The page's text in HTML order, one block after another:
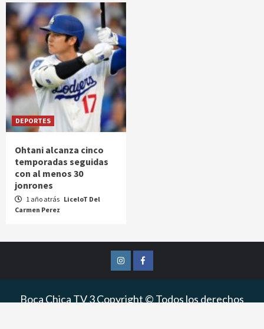
DEPORTES
Ohtani alcanza cinco
temporadas seguidas
con al menos 30
jonrones
1 año atrás LiceloT Del
Carmen Perez
InstagramFacebook
Boca Chica TV 3 Copyright © Todos los derechos